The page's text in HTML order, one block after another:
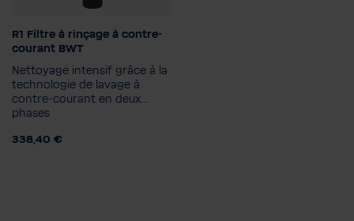
Raccordement du
diamètre nominale
1"
3/4" 5/4"
R1 Filtre à rinçage à contre-
courant BWT
Nettoyage intensif grâce à la
technologie de lavage à
contre-courant en deux
phases
338,40 €